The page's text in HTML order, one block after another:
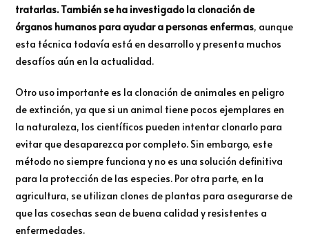
tratarlas. También se ha investigado la clonación de
órganos humanos para ayudar a personas enfermas, aunque
esta técnica todavía está en desarrollo y presenta muchos
desafíos aún en la actualidad.
Otro uso importante es la clonación de animales en peligro
de extinción, ya que si un animal tiene pocos ejemplares en
la naturaleza, los científicos pueden intentar clonarlo para
evitar que desaparezca por completo. Sin embargo, este
método no siempre funciona y no es una solución definitiva
para la protección de las especies. Por otra parte, en la
agricultura, se utilizan clones de plantas para asegurarse de
que las cosechas sean de buena calidad y resistentes a
enfermedades.